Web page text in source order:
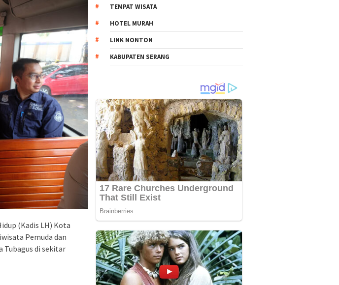
(Kadis LH) Kota
Pemuda dan
Tubagus di sekitar
TEMPAT WISATA
HOTEL MURAH
LINK NONTON
KABUPATEN SERANG